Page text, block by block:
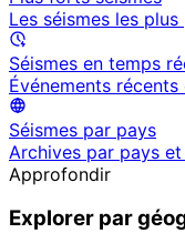
Les séismes les
Séismes en temps
Événements
Séismes par pays
Archives par pays
Approfondir
Explorer par